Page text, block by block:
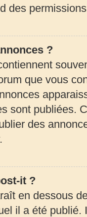
des
?
que vous
sont publiées.
des
it ?
en dessous
il a été